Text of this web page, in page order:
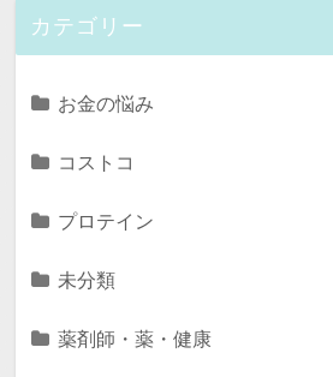
カテゴリー
お金の悩み
コストコ
プロテイン
未分類
薬剤師・薬・健康